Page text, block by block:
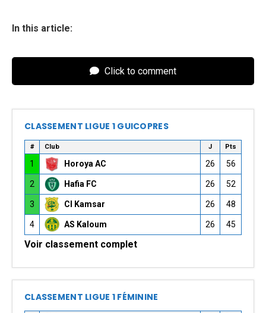
In this article:
Click to comment
CLASSEMENT LIGUE 1 GUICOPRES
# Club J Pts
1 Horoya AC 26 56
2 Hafia FC 26 52
3 CI Kamsar 26 48
4 AS Kaloum 26 45
Voir classement complet
CLASSEMENT LIGUE 1 FÉMININE